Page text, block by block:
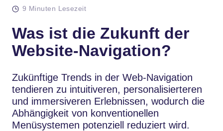
9 Minuten Lesezeit
Was ist die Zukunft der
Website-Navigation?
Zukünftige Trends in der Web-Navigation
tendieren zu intuitiveren, personalisierteren
und immersiveren Erlebnissen, wodurch die
Abhängigkeit von konventionellen
Menüsystemen potenziell reduziert wird.